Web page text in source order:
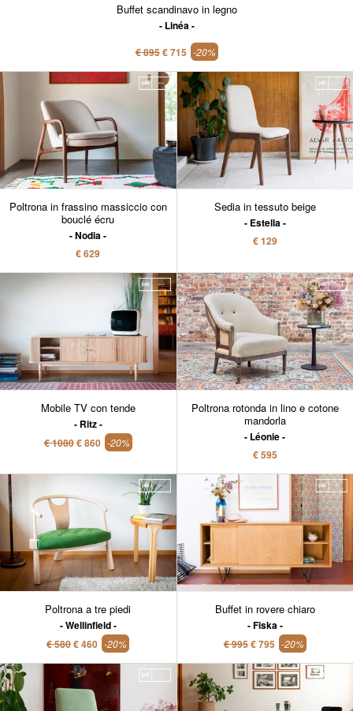
Buffet scandinavo in legno
Linéa
€ 895€ 715 -20%
Poltrona in frassino massiccio con
bouclé écru
Nodia
€ 629
Sedia in tessuto beige
Estella
€ 129
Mobile TV con tende
Ritz
€ 1080€ 860 -20%
Poltrona rotonda in lino e cotone
mandorla
Léonie
€ 595
Poltrona a tre piedi
Wellinfield
€ 580€ 460 -20%
Buffet in rovere chiaro
Fiska
€ 995€ 795 -20%